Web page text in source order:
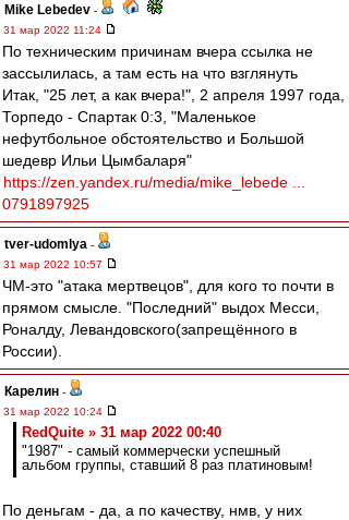
Mike Lebedev -
31 мар 2022 11:24
По техническим причинам вчера ссылка не
зассылилась, а там есть на что взглянуть
Итак, "25 лет, а как вчера!", 2 апреля 1997 года,
Торпедо - Спартак 0:3, "Маленькое
нефутбольное обстоятельство и Большой
шедевр Ильи Цымбаларя"
https://zen.yandex.ru/media/mike_lebede ...
0791897925
tver-udomlya -
31 мар 2022 10:57
ЧМ-это "атака мертвецов", для кого то почти в
прямом смысле. "Последний" выдох Месси,
Роналду, Левандовского(запрещённого в
России).
Карелин -
31 мар 2022 10:24
RedQuite » 31 мар 2022 00:40
"1987" - самый коммерчески успешный
альбом группы, ставший 8 раз платиновым!
По деньгам - да, а по качеству, нмв, у них